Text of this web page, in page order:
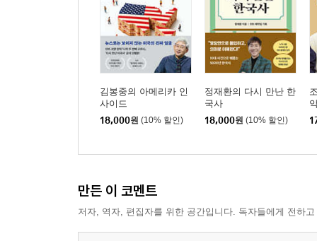
아주 커다란 은하수, 압도적 아름다움
우주에서 거리 재기
빵! 터지면서 태어나 팽창 중인 우주
『궤도의 다시 만난 과학자』
1강. 과학에 보내는 러브레터
칼 세이건 X 리처드 파인만
3강. 천문학의 혁명가들
갈릴레오 갈릴레이 X 요하네스 케플러
김봉중의 아메리카 인
사이드
18,000원 (10% 할인)
정재환의 다시 만난 한
국사
18,000원 (10% 할인)
만든 이 코멘트
저자, 역자, 편집자를 위한 공간입니다. 독자들에게 전하